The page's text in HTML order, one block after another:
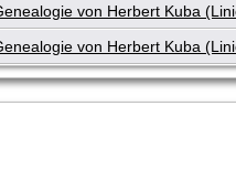
von Herbert Kuba
von Herbert Kuba